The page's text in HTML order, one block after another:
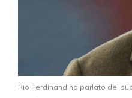
Rio Ferdinand ha parlato del